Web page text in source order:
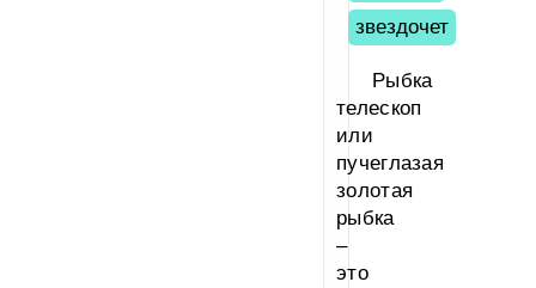
звездочет
Рыбка
телескоп
или
пучеглазая
золотая
рыбка
–
это